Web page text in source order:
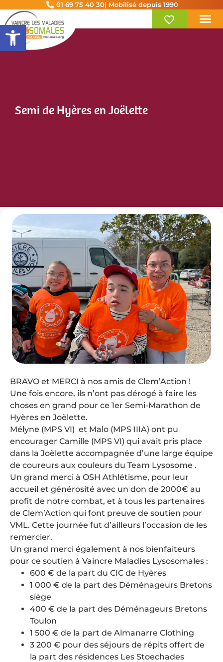
Ouvrir la barre d’outils
01 69 75 40 30| Mobilisé depuis 1990
Semi de Hyères en Joëlette
BRAVO et MERCI à nos amis de Clem’Action !
Une fois encore, ils n’ont pas dérogé à faire les
choses en grand pour ce 1er Semi-Marathon de
Hyères en Joëlette.
Mélyne (MPS VI) et Malo (MPS IIIA) ont pu
encourager Camille (MPS VI) qui avait pris place
dans la Joëlette accompagnée d’une large équipe
de coureurs aux couleurs du Team Lysosome .
Un grand merci à OSH Athlétisme, pour leur
accueil et générosité avec un don de 2000€ au
profit de notre combat, et à tous les partenaires
de Clem’Action qui font preuve de soutien pour
VML. Cette journée fut d’ailleurs l’occasion de les
remercier.
Un grand merci également à nos bienfaiteurs
pour ce soutien à Vaincre Maladies Lysosomales :
600 € de la part du CIC de Hyères
1 000 € de la part des Déménageurs Bretons
siège
400 € de la part des Déménageurs Bretons
Toulon
1 500 € de la part de Almanarre Clothing
3 200 € pour des séjours de répits offert de
la part des résidences Les Stoechades